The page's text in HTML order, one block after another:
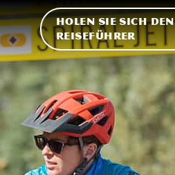
HOLEN SIE SICH DEN
REISEFÜHRER